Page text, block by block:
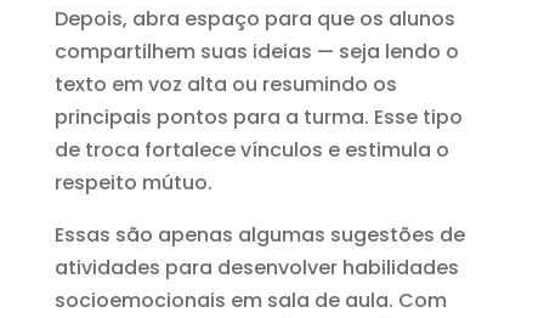
Depois, abra espaço para que os alunos
compartilhem suas ideias — seja lendo o
texto em voz alta ou resumindo os
principais pontos para a turma. Esse tipo
de troca fortalece vínculos e estimula o
respeito mútuo.
Essas são apenas algumas sugestões de
atividades para desenvolver habilidades
socioemocionais em sala de aula. Com